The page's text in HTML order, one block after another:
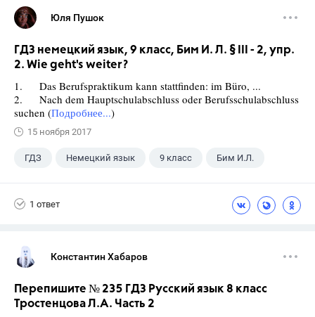
Юля Пушок
ГДЗ немецкий язык, 9 класс, Бим И. Л. § III - 2, упр.
2. Wie geht's weiter?
1. Das Berufspraktikum kann stattfinden: im Büro, ...
2. Nach dem Hauptschulabschluss oder Berufsschulabschluss
suchen (Подробнее...)
15 ноября 2017
ГДЗ Немецкий язык 9 класс Бим И.Л.
1 ответ
Константин Хабаров
Перепишите № 235 ГДЗ Русский язык 8 класс
Тростенцова Л.А. Часть 2